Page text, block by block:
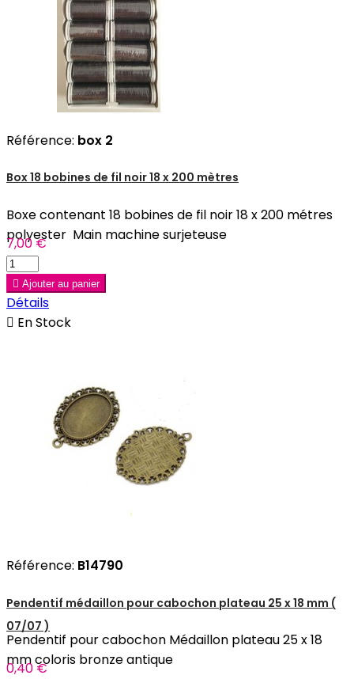
Référence: box 2
Box 18 bobines de fil noir 18 x 200 mètres
Boxe contenant 18 bobines de fil noir 18 x 200 métres
polyester Main machine surjeteuse
7,00 €
 Ajouter au panier
Détails
 En Stock
Référence: B14790
Pendentif médaillon pour cabochon plateau 25 x 18 mm (
07/07 )
Pendentif pour cabochon Médaillon plateau 25 x 18
mm coloris bronze antique
0,40 €